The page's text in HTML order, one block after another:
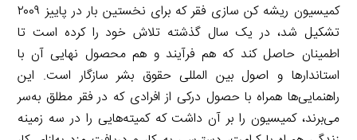
کمیسیون ریشه ­کن سازی فقر که برای نخستین بار در پاییز ۲۰۰۹
تشکیل شد، در یک سال گذشته تلاش خود را کرده است تا
اطمینان حاصل کند که هم فرآیند و هم محصول نهایی آن با
استاندارها و اصول بین المللی حقوق بشر سازگار است. این
راهنمایی‌ها همراه با حصول درکی از افرادی که در فقر مطلق به‌سر
می‌برند، کمیسیون را بر آن داشت که کمیته‌هایی را در سه زمینه